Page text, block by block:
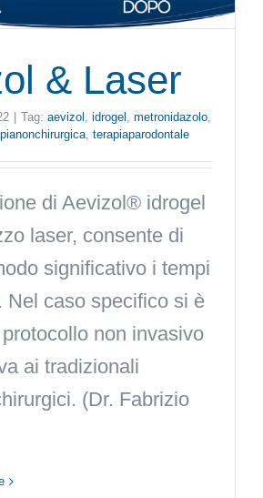
& Laser
Tag: aevizol , idrogel , metronidazolo,
, terapiaparodontale
di Aevizol® idrogel
laser, consente di
significativo i tempi
Nel caso specifico si è
non invasivo
ai tradizionali
(Dr. Fabrizio